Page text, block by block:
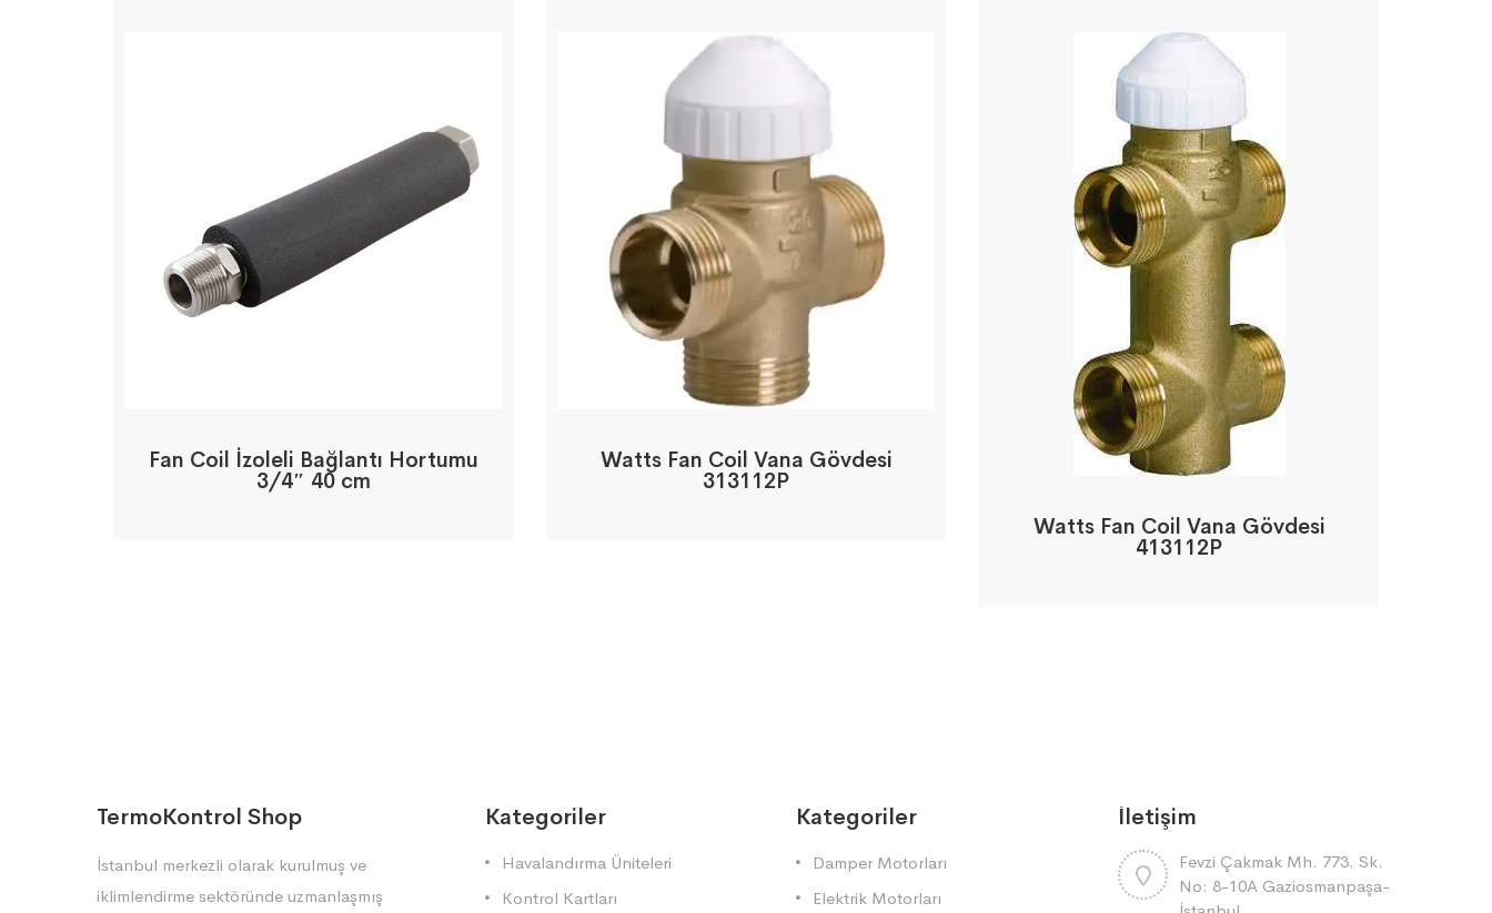
Fan Coil İzoleli Bağlantı Hortumu
3/4″ 40 cm
Watts Fan Coil Vana Gövdesi
313112P
Watts Fan Coil Vana Gövdesi
413112P
TermoKontrol Shop
İstanbul merkezli olarak kurulmuş ve
iklimlendirme sektöründe uzmanlaşmış
Kategoriler
Havalandırma Üniteleri
Kontrol Kartları
Kategoriler
Damper Motorları
Elektrik Motorları
İletişim
Fevzi Çakmak Mh. 773. Sk.
No: 8-10A Gaziosmanpaşa-